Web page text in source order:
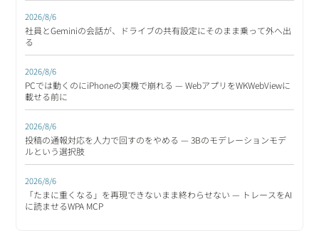
2026/8/6
社員とGeminiの会話が、ドライブの共有設定にそのまま乗って外へ出
る
2026/8/6
PCでは動くのにiPhoneの実機で崩れる — WebアプリをWKWebViewに
載せる前に
2026/8/6
投稿の通報対応を人力で回すのをやめる — 3Bのモデレーションモデ
ルという選択肢
2026/8/6
「たまに重くなる」を再現できないまま終わらせない — トレースをAI
に読ませるWPA MCP